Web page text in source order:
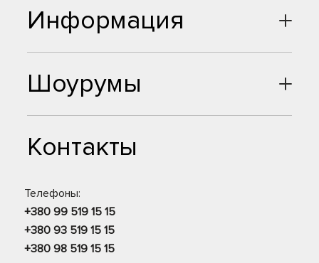
Шоурумы
Контакты
Телефоны:
+380 99 519 15 15
+380 93 519 15 15
+380 98 519 15 15
Информация